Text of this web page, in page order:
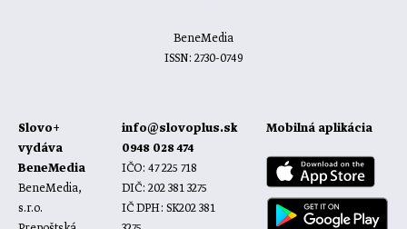
BeneMedia
ISSN: 2730-0749
Slovo+
vydáva
BeneMedia
BeneMedia,
s.r.o.
info@slovoplus.sk
0948 028 474
IČO: 47 225 718
DIČ: 202 381 3275
IČ DPH: SK202 381
Mobilná aplikácia